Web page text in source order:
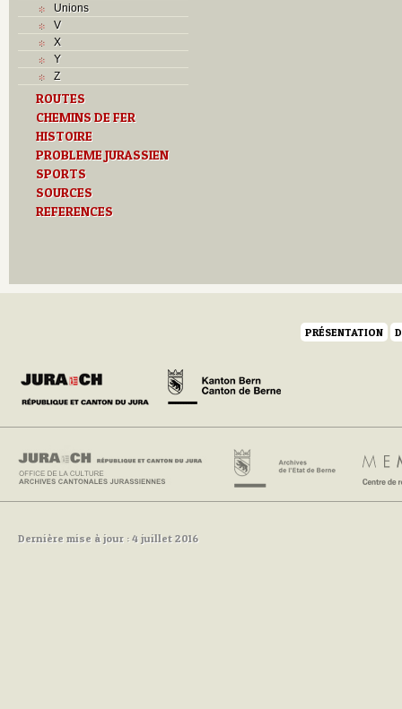
Unions
V
X
Y
Z
ROUTES
CHEMINS DE FER
HISTOIRE
PROBLEME JURASSIEN
SPORTS
SOURCES
REFERENCES
PRÉSENTATION
Dernière mise à jour : 4 juillet 2016